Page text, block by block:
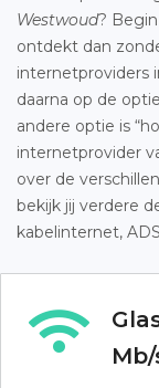
Westwoud?
ontdekt dan
internetproviders
daarna op de
andere optie is
internetprovider
over de
bekijk jij verdere
kabelinternet,
Mb/